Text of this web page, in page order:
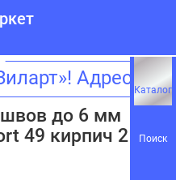
Каталог
Поиск
швов до 6 мм
49 кирпич 2